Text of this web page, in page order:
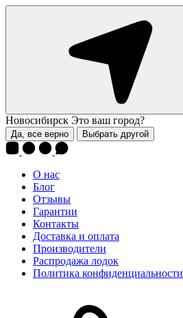
Новосибирск Это ваш город?
Да, все верно Выбрать другой
О нас
Блог
Отзывы
Гарантии
Контакты
Доставка и оплата
Производители
Распродажа лодок
Политика конфиденциальности